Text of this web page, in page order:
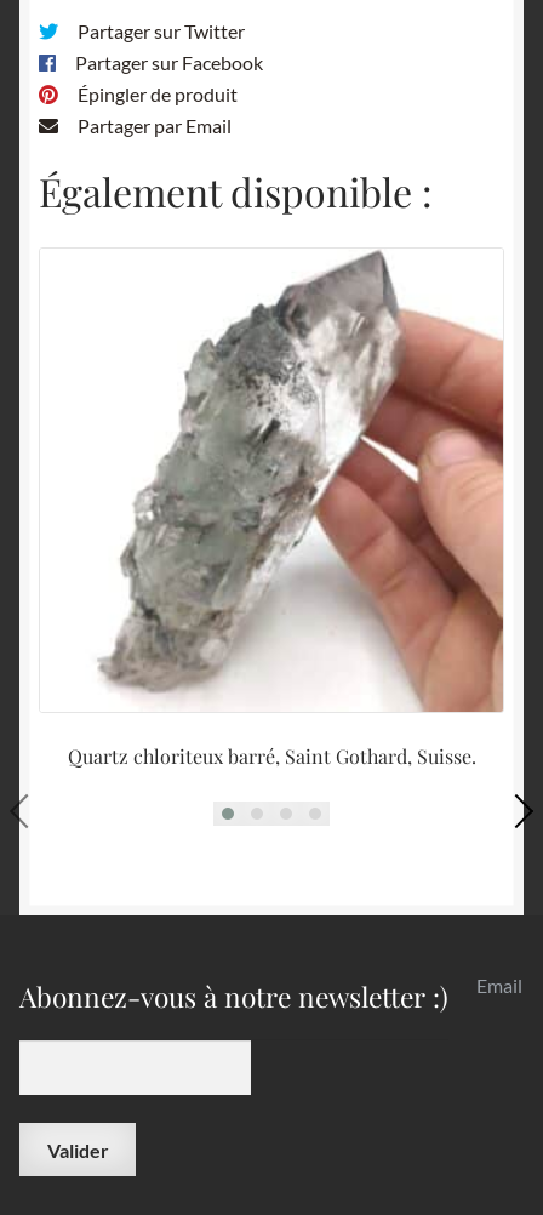
Partager sur Twitter
Partager sur Facebook
Épingler de produit
Partager par Email
Également disponible :
Quartz chloriteux barré, Saint Gothard, Suisse.
Abonnez-vous à notre newsletter :) Email